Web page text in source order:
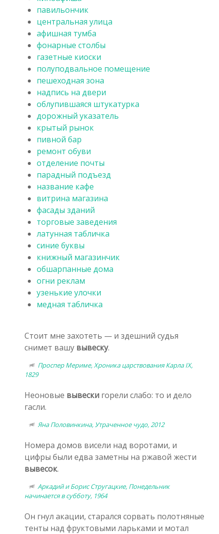
павильончик
центральная улица
афишная тумба
фонарные столбы
газетные киоски
полуподвальное помещение
пешеходная зона
надпись на двери
облупившаяся штукатурка
дорожный указатель
крытый рынок
пивной бар
ремонт обуви
отделение почты
парадный подъезд
название кафе
витрина магазина
фасады зданий
торговые заведения
латунная табличка
синие буквы
книжный магазинчик
обшарпанные дома
огни реклам
узенькие улочки
медная табличка
Стоит мне захотеть — и здешний судья
снимет вашу вывеску.
Проспер Мериме, Хроника царствования Карла IX,
1829
Неоновые вывески горели слабо: то и дело
гасли.
Яна Половинкина, Утраченное чудо, 2012
Номера домов висели над воротами, и
цифры были едва заметны на ржавой жести
вывесок.
Аркадий и Борис Стругацкие, Понедельник
начинается в субботу, 1964
Он гнул акации, старался сорвать полотняные
тенты над фруктовыми ларьками и мотал